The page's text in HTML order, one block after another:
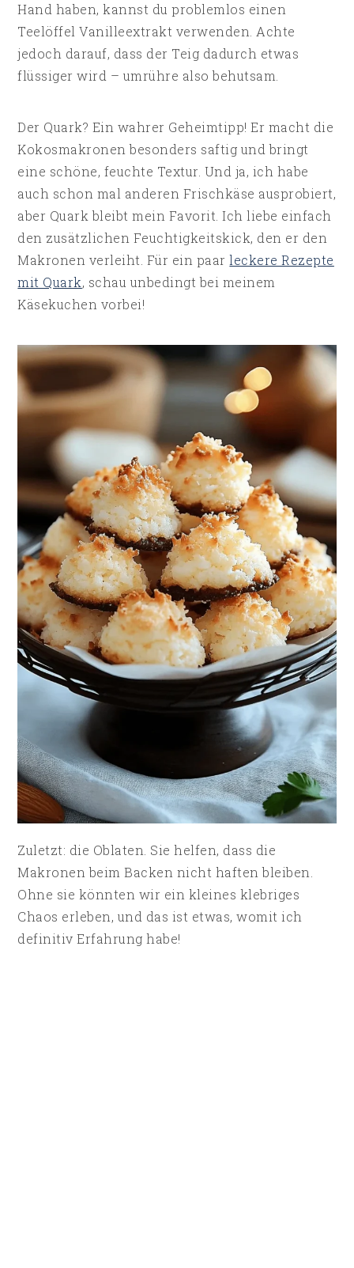
Hand haben, kannst du problemlos einen
Teelöffel Vanilleextrakt verwenden. Achte
jedoch darauf, dass der Teig dadurch etwas
flüssiger wird – umrühre also behutsam.
Der Quark? Ein wahrer Geheimtipp! Er macht die
Kokosmakronen besonders saftig und bringt
eine schöne, feuchte Textur. Und ja, ich habe
auch schon mal anderen Frischkäse ausprobiert,
aber Quark bleibt mein Favorit. Ich liebe einfach
den zusätzlichen Feuchtigkeitskick, den er den
Makronen verleiht. Für ein paarleckere Rezepte
mit Quark, schau unbedingt bei meinem
Käsekuchen vorbei!
Zuletzt: die Oblaten. Sie helfen, dass die
Makronen beim Backen nicht haften bleiben.
Ohne sie könnten wir ein kleines klebriges
Chaos erleben, und das ist etwas, womit ich
definitiv Erfahrung habe!